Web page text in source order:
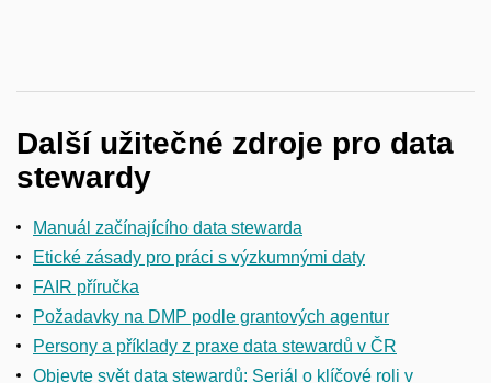
Další užitečné zdroje pro data
stewardy
Manuál začínajícího data stewarda
Etické zásady pro práci s výzkumnými daty
FAIR příručka
Požadavky na DMP podle grantových agentur
Persony a příklady z praxe data stewardů v ČR
Objevte svět data stewardů: Seriál o klíčové roli v